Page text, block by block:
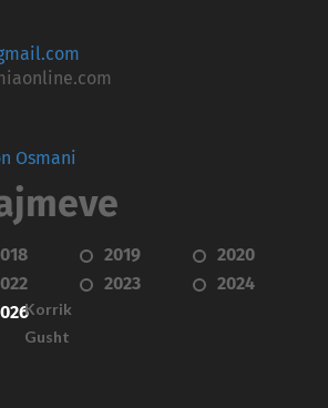
Osmani
2019
2020
2023
2024
Korrik
Gusht